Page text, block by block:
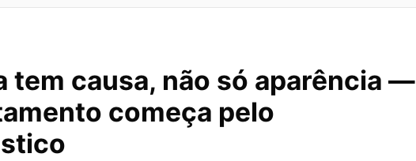
tem causa, não só aparência —
começa pelo